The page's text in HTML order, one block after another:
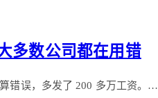
多数公司都在用错
错误，多发了 200 多万工资。…